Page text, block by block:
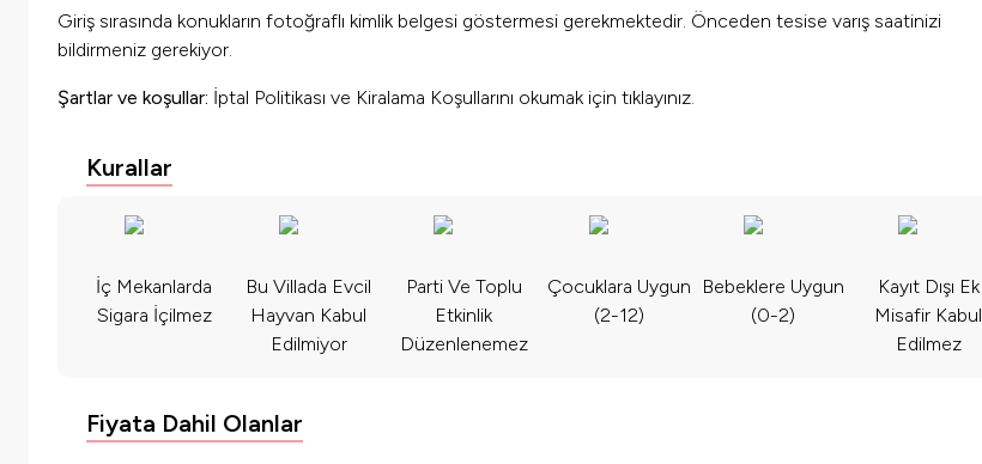
Giriş sırasında konukların fotoğraflı kimlik belgesi göstermesi gerekmektedir. Önceden tesise varış saatinizi
bildirmeniz gerekiyor.
Şartlar ve koşullar: İptal Politikası ve Kiralama Koşullarını okumak için tıklayınız.
Kurallar
İç Mekanlarda
Sigara İçilmez
Bu Villada Evcil
Hayvan Kabul
Edilmiyor
Parti Ve Toplu
Etkinlik
Düzenlenemez
Çocuklara Uygun
(2-12)
Bebeklere Uygun
(0-2)
Kayıt Dışı Ek
Misafir Kabul
Edilmez
Fiyata Dahil Olanlar